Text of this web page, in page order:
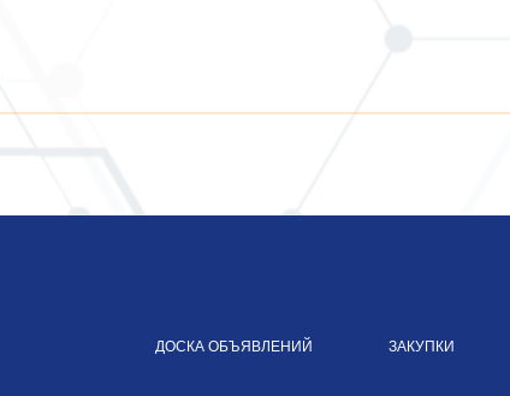
ДОСКА ОБЪЯВЛЕНИЙ ЗАКУПКИ